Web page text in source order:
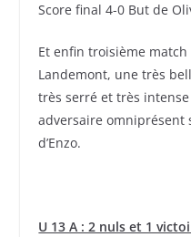
Score final 4-0 But de
Et enfin troisième
Landemont, une très
très serré et très
adversaire omniprésent
d’Enzo.
U 13 A : 2 nuls et 1